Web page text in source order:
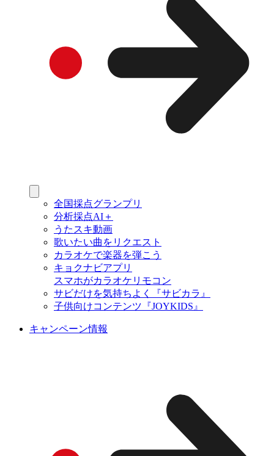
全国採点グランプリ
分析採点AI＋
うたスキ動画
歌いたい曲をリクエスト
カラオケで楽器を弾こう
キョクナビアプリ
スマホがカラオケリモコン
サビだけを気持ちよく『サビカラ』
子供向けコンテンツ『JOYKIDS』
キャンペーン情報